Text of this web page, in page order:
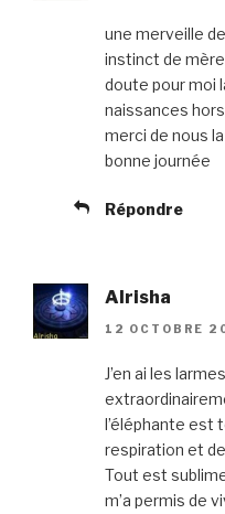
une merveille
instinct de
doute pour moi
naissances
merci de nous
bonne journée
Répondre
Alrisha
12 OCTOBRE
J’en ai les
l’éléphante est
respiration et
Tout est
m’a permis de